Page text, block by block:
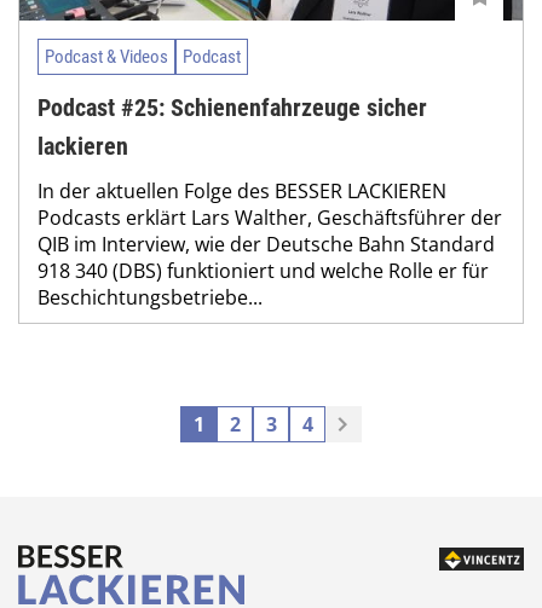
Podcast & Videos Podcast
Podcast #25: Schienenfahrzeuge sicher
lackieren
In der aktuellen Folge des BESSER LACKIEREN
Podcasts erklärt Lars Walther, Geschäftsführer der
QIB im Interview, wie der Deutsche Bahn Standard
918 340 (DBS) funktioniert und welche Rolle er für
Beschichtungsbetriebe...
1 2 3 4